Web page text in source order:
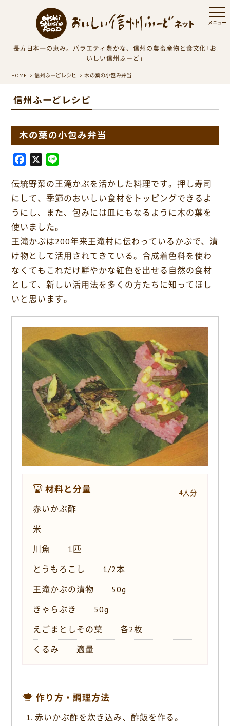
長寿日本一の恵み。バラエティ豊かな、信州の農畜産物と食文化「お
いしい信州ふーど」
HOME 信州ふーどレシピ 木の葉の小包み弁当
信州ふーどレシピ
木の葉の小包み弁当
c
e
b
o
o
k
X
n
e
伝統野菜の王滝かぶを活かした料理です。押し寿司
にして、季節のおいしい食材をトッピングできるよ
うにし、また、包みには皿にもなるように木の葉を
使いました。
王滝かぶは200年来王滝村に伝わっているかぶで、漬
け物として活用されてきている。合成着色料を使わ
なくてもこれだけ鮮やかな紅色を出せる自然の食材
として、新しい活用法を多くの方たちに知ってほし
いと思います。
材料と分量 4人分
赤いかぶ酢
米
川魚 1匹
とうもろこし 1/2本
王滝かぶの漬物 50g
きゃらぶき 50g
えごまとしその葉 各2枚
くるみ 適量
作り方・調理方法
赤いかぶ酢を炊き込み、酢飯を作る。